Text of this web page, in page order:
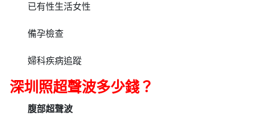
已有性生活女性
備孕檢查
婦科疾病追蹤
深圳照超聲波多少錢？
腹部超聲波